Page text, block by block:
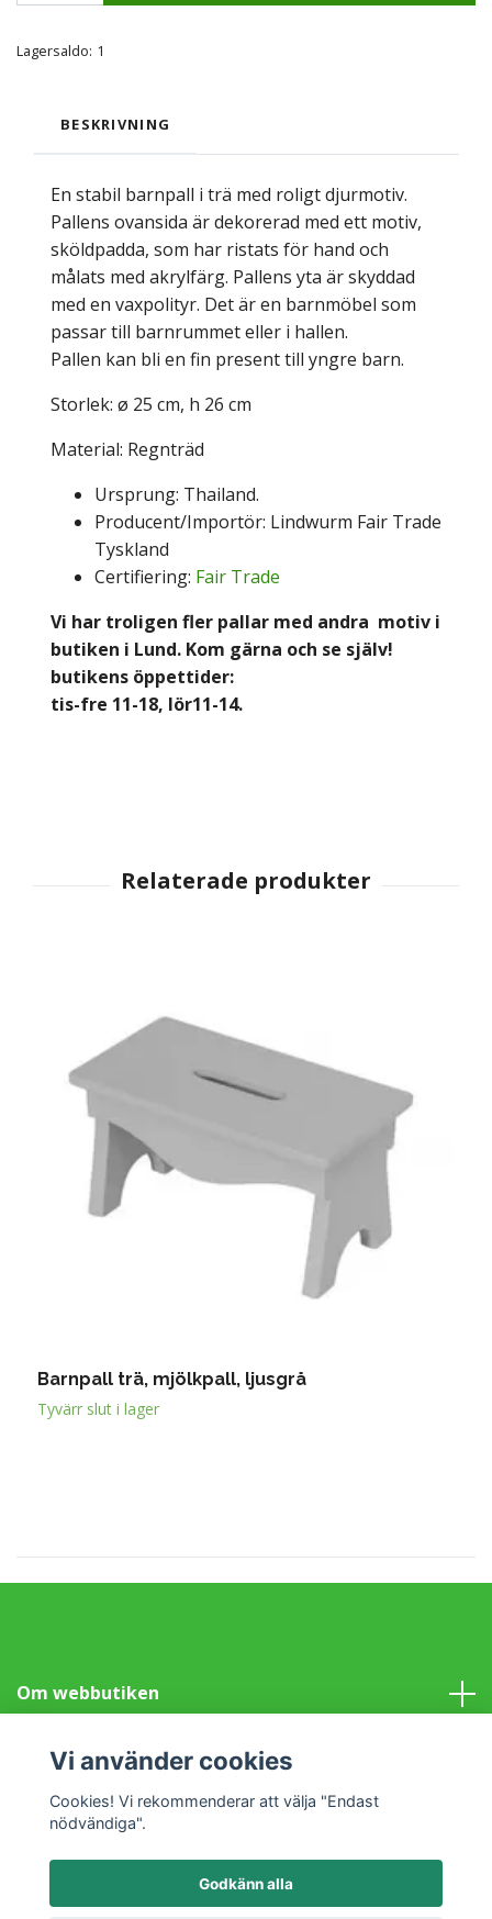
Lagersaldo: 1
BESKRIVNING
En stabil barnpall i trä med roligt djurmotiv.
Pallens ovansida är dekorerad med ett motiv,
sköldpadda, som har ristats för hand och
målats med akrylfärg. Pallens yta är skyddad
med en vaxpolityr. Det är en barnmöbel som
passar till barnrummet eller i hallen.
Pallen kan bli en fin present till yngre barn.
Storlek: ø 25 cm, h 26 cm
Material: Regnträd
Ursprung: Thailand.
Producent/Importör: Lindwurm Fair Trade
Tyskland
Certifiering: Fair Trade
Vi har troligen fler pallar med andra motiv i
butiken i Lund. Kom gärna och se själv!
butikens öppettider:
tis-fre 11-18, lör11-14.
Barnpall trä, mjölkpall, ljusgrå
Tyvärr slut i lager
Om webbutiken
Information
Sociala medier
Vi använder cookies
Cookies! Vi rekommenderar att välja "Endast
nödvändiga".
Godkänn alla